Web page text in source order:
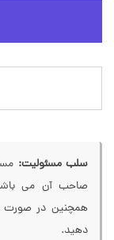
سلب مسئولیت:
صاحب آن می
همچنین در صورت
دهید.